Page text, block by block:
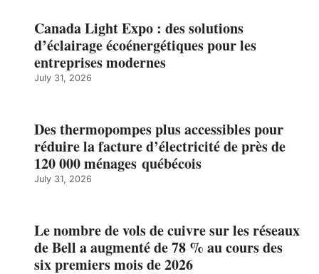
Canada Light Expo : des solutions
d’éclairage écoénergétiques pour les
entreprises modernes
July 31, 2026
Des thermopompes plus accessibles pour
réduire la facture d’électricité de près de
120 000 ménages québécois
July 31, 2026
Le nombre de vols de cuivre sur les réseaux
de Bell a augmenté de 78 % au cours des
six premiers mois de 2026